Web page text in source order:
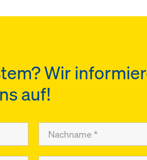
Wir
auf!